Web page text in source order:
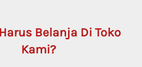
Belanja Di Toko
Kami?